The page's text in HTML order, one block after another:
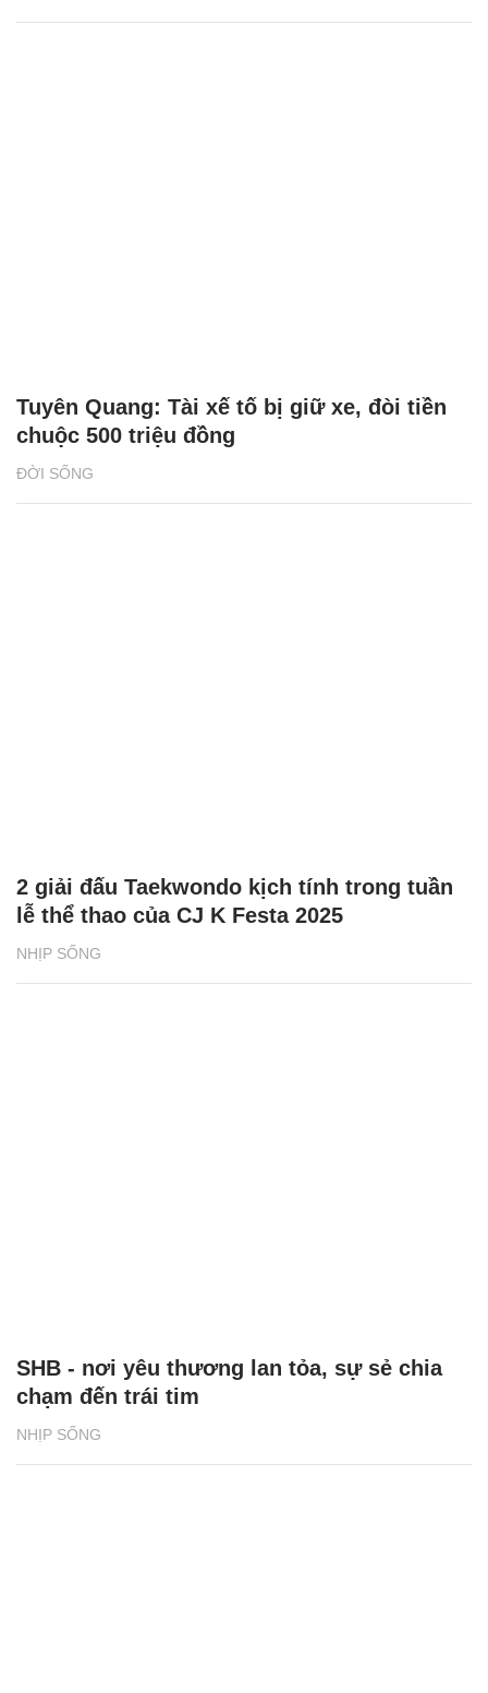
ĐỜI SỐNG
Tuyên Quang: Tài xế tố bị giữ xe, đòi tiền
chuộc 500 triệu đồng
NHỊP SỐNG
2 giải đấu Taekwondo kịch tính trong tuần
lễ thể thao của CJ K Festa 2025
NHỊP SỐNG
SHB - nơi yêu thương lan tỏa, sự sẻ chia
chạm đến trái tim